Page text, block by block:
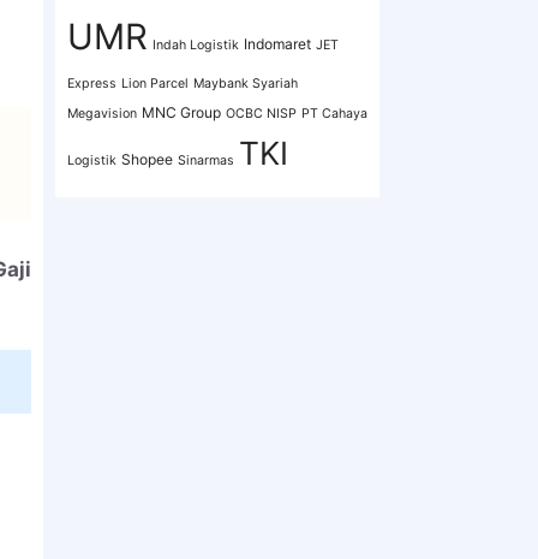
UMR Indah Logistik Indomaret JET
Express Lion Parcel Maybank Syariah
Megavision MNC Group OCBC NISP PT Cahaya
Logistik Shopee Sinarmas TKI